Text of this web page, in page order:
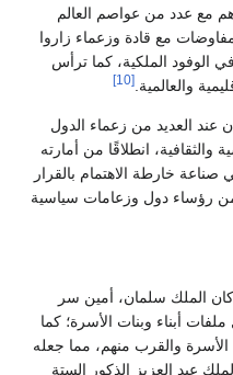
مع عدد من عواصم العالم
مع قادة وزعماء زاروا
الوفود الملكية، كما ترأس
والعالمية.[10]
العديد من زعماء الدول
انطلاقًا من أمارته
صناعة خارطة الاهتمام بالقرار
رؤساء دول وزعامات سياسية
الملك سلمان، أمين سر
أبناء وبنات الأسرة؛ كما
والقرب منهم، مما جعله
عبد العزيز الذكور الستة